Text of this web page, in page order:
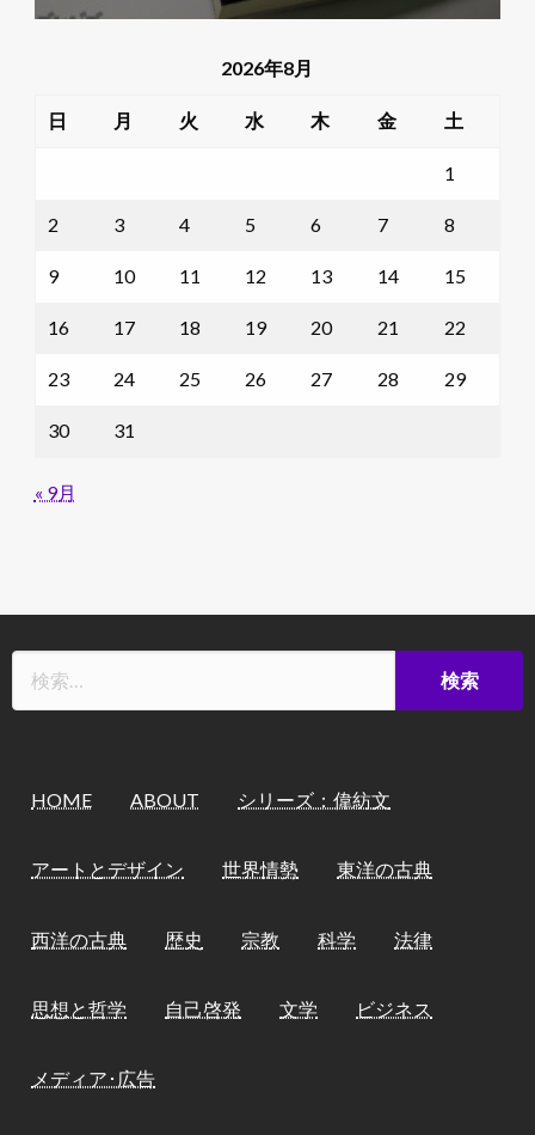
2026年8月
日 月 火 水 木 金 土
1
2 3 4 5 6 7 8
9 10 11 12 13 14 15
16 17 18 19 20 21 22
23 24 25 26 27 28 29
30 31
« 9月
HOME ABOUT シリーズ：偉紡文
アートとデザイン 世界情勢 東洋の古典
西洋の古典 歴史 宗教 科学 法律
思想と哲学 自己啓発 文学 ビジネス
メディア･広告